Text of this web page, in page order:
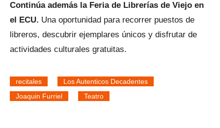
Continúa además la Feria de Librerías de Viejo en
el ECU. Una oportunidad para recorrer puestos de
libreros, descubrir ejemplares únicos y disfrutar de
actividades culturales gratuitas.
recitales
Los Autenticos Decadentes
Joaquin Furriel
Teatro